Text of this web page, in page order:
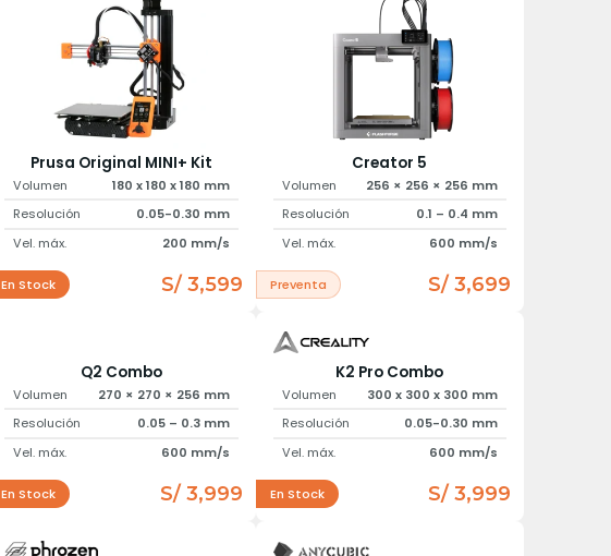
Prusa Original MINI+ Kit
Volumen
180 x 180 x 180 mm
Resolución
0.05-0.30 mm
Vel. máx.
200 mm/s
En Stock S/ 3,599
Creator 5
Volumen
256 × 256 × 256 mm
Resolución
0.1 – 0.4 mm
Vel. máx.
600 mm/s
Preventa S/ 3,699
Q2 Combo
Volumen
270 × 270 × 256 mm
Resolución
0.05 – 0.3 mm
Vel. máx.
600 mm/s
En Stock S/ 3,999
K2 Pro Combo
Volumen
300 x 300 x 300 mm
Resolución
0.05-0.30 mm
Vel. máx.
600 mm/s
En Stock S/ 3,999